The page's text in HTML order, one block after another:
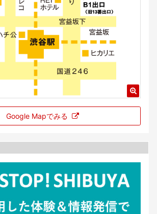
Google Mapでみる